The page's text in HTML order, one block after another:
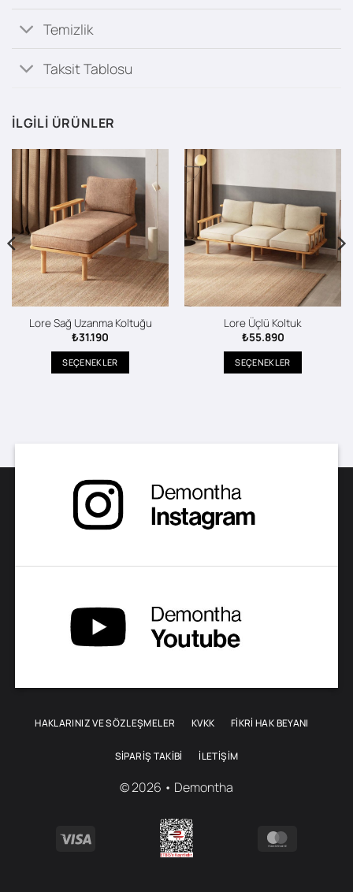
Temizlik
Taksit Tablosu
İLGILI ÜRÜNLER
Lore Sağ Uzanma Koltuğu
₺31.190
SEÇENEKLER
Seçenekler
ürün
sayfasından
seçilebilir
Lore Üçlü Koltuk
₺55.890
SEÇENEKLER
HAKLARINIZ VE SÖZLEŞMELER KVKK FİKRİ HAK BEYANI
SIPARIŞ TAKIBI İLETIŞIM
© 2026 • Demontha
Visa